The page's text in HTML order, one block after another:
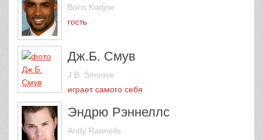
Boris Kodjoe
гость
Дж.Б. Смув
J.B. Smoove
играет самого себя
Эндрю Рэннеллс
Andy Rannells